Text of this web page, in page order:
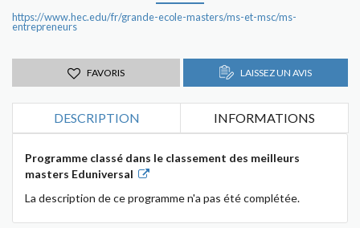
https://www.hec.edu/fr/grande-ecole-masters/ms-et-msc/ms-
entrepreneurs
FAVORIS LAISSEZ UN AVIS
DESCRIPTION INFORMATIONS
Programme classé dans le classement des meilleurs
masters Eduniversal
La description de ce programme n'a pas été complétée.